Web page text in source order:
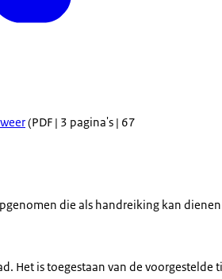
(PDF | 3 pagina's | 67
die als handreiking kan
Het is toegestaan van de voorgestelde